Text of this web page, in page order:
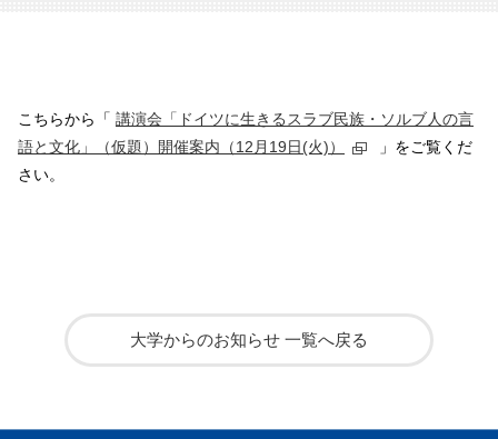
こちらから「 講演会「ドイツに生きるスラブ民族・ソルブ人の言
語と文化」（仮題）開催案内（12月19日(火)）
」をご覧くだ
さい。
大学からのお知らせ 一覧へ戻る